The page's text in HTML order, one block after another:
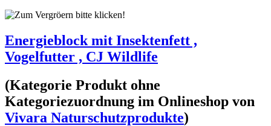
Energieblock mit Insektenfett ,
Vogelfutter , CJ Wildlife
(Kategorie Produkt ohne
Kategoriezuordnung im Onlineshop von
Vivara Naturschutzprodukte)